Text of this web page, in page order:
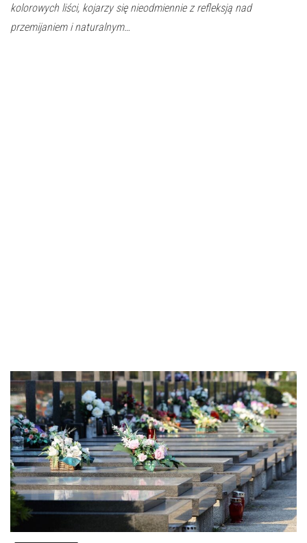
kolorowych liści, kojarzy się nieodmiennie z refleksją nad
przemijaniem i naturalnym…